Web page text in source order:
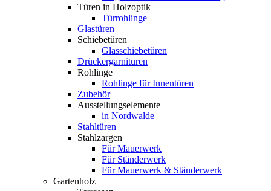
Türen in Holzoptik
Türrohlinge
Glastüren
Schiebetüren
Glasschiebetüren
Drückergarnituren
Rohlinge
Rohlinge für Innentüren
Zubehör
Ausstellungselemente
in Nordwalde
Stahltüren
Stahlzargen
Für Mauerwerk
Für Ständerwerk
Für Mauerwerk & Ständerwerk
Gartenholz